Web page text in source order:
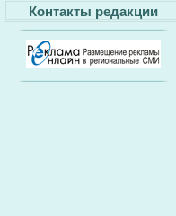
Контакты редакции